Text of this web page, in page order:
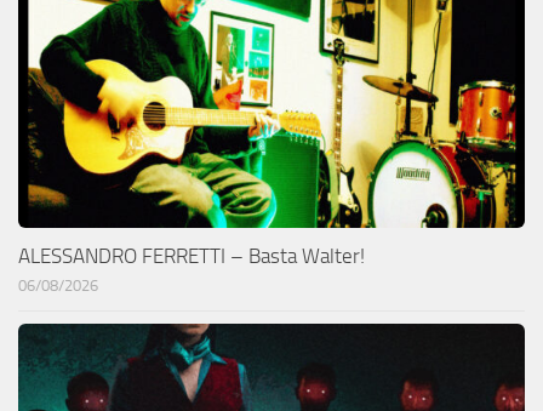
ALESSANDRO FERRETTI – Basta Walter!
06/08/2026